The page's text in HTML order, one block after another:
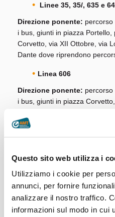
Questo sito web utilizza i
Utilizziamo i cookie per
annunci, per fornire
analizzare il nostro traffico.
informazioni sul modo in cui
Linee 35, 35/, 635 e
Direzione ponente: percorso
i bus, giunti in piazza
Corvetto, via XII Ottobre, via
Dante dove riprendono
Linea 606
Direzione ponente: percorso
i bus, giunti in piazza
percorso regolare.
Direzione ponente:percorso
i bus, giunti in piazza Portello,
Corvetto, via XII ottobre, via
dove riprendono percorso
Linea 634